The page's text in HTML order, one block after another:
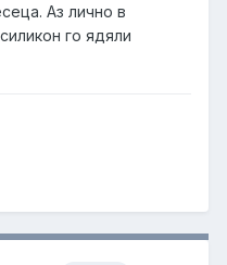
Аз лично в
го ядяли